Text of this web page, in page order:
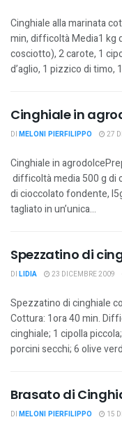
Cinghiale alla marinata
min, difficoltà Media1 kg
cosciotto), 2 carote, 1
d’aglio, 1 pizzico di timo,
Cinghiale in
DI MELONI PIERFILIPPO 27
Cinghiale in
difficoltà media 500 g di
di cioccolato fondente,
tagliato in un’unica...
Spezzatino di
DI LIDIA 23 DICEMBRE 2009
Spezzatino di cinghiale
Cottura: 1ora 40 min.
cinghiale; 1 cipolla
porcini secchi; 6 olive
Brasato di
DI MELONI PIERFILIPPO 15